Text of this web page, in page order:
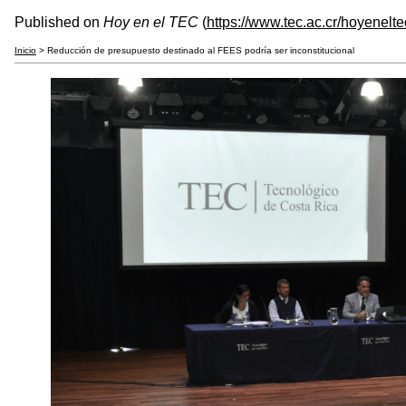
Published on Hoy en el TEC (https://www.tec.ac.cr/
Inicio > Reducción de presupuesto destinado al FEES podría ser inconstitucional